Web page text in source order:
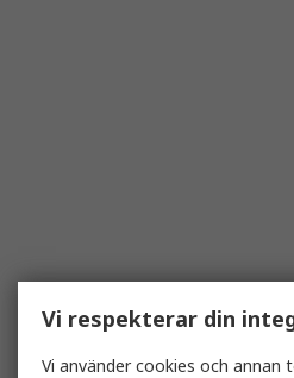
Vi respekterar din
Vi använder cookies och